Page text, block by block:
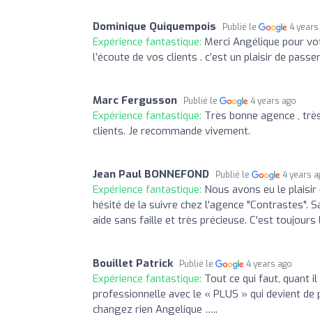
Dominique Quiquempois Publié le 4 years
Expérience fantastique: Merci Angélique pour
l’écoute de vos clients . c’est un plaisir de
Marc Fergusson Publié le 4 years ago
Expérience fantastique: Très bonne agence ,
clients. Je recommande vivement.
Jean Paul BONNEFOND Publié le 4 years
Expérience fantastique: Nous avons eu le
hésité de la suivre chez l'agence "Contrastes".
aide sans faille et très précieuse. C'est
Bouillet Patrick Publié le 4 years ago
Expérience fantastique: Tout ce qui faut, quant
professionnelle avec le « PLUS » qui devient
changez rien Angelique …..